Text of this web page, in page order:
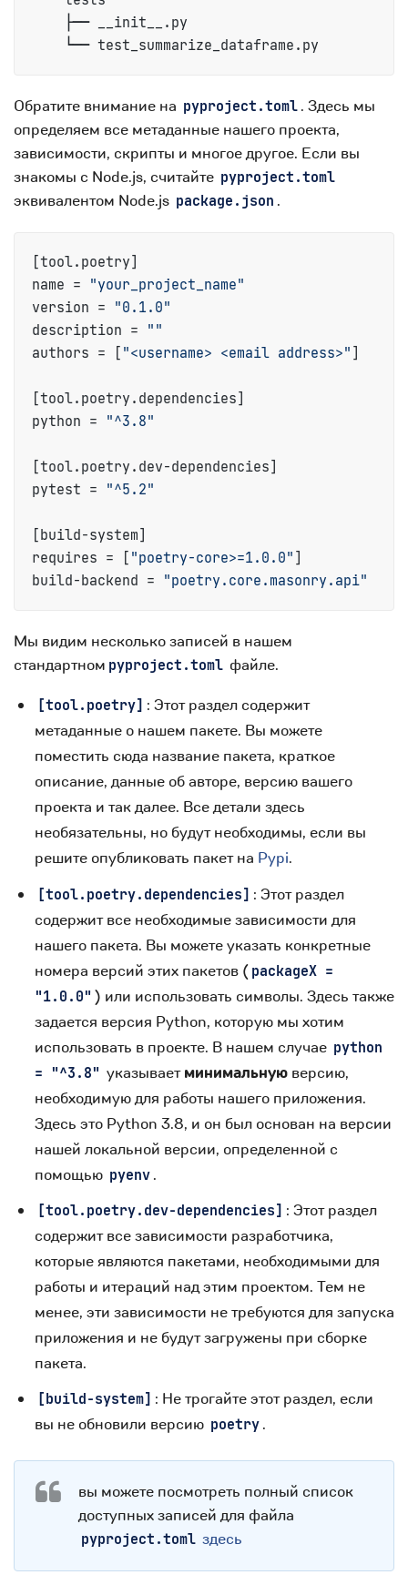
    └── test_summarize_dataframe.py
Обратите внимание на pyproject.toml . Здесь мы
определяем все метаданные нашего проекта,
зависимости, скрипты и многое другое. Если вы
знакомы с Node.js, считайте pyproject.toml
эквивалентом Node.js package.json .
[tool.poetry]
name =
"your_project_name"
version =
"0.1.0"
description =
""
authors = [ "<username> <email address>" ]
[tool.poetry.dependencies]
python =
"^3.8"
[tool.poetry.dev-dependencies]
pytest =
"^5.2"
[build-system]
requires = [ "poetry-core>=1.0.0" ]
build-backend =
"poetry.core.masonry.api"
Мы видим несколько записей в нашем
стандартном pyproject.toml файле.
[tool.poetry] : Этот раздел содержит
метаданные о нашем пакете. Вы можете
поместить сюда название пакета, краткое
описание, данные об авторе, версию вашего
проекта и так далее. Все детали здесь
необязательны, но будут необходимы, если вы
решите опубликовать пакет на Pypi.
[tool.poetry.dependencies] : Этот раздел
содержит все необходимые зависимости для
нашего пакета. Вы можете указать конкретные
номера версий этих пакетов ( packageX =
"1.0.0" ) или использовать символы. Здесь также
задается версия Python, которую мы хотим
использовать в проекте. В нашем случае python
= "^3.8" указываетминимальнуюверсию,
необходимую для работы нашего приложения.
Здесь это Python 3.8, и он был основан на версии
нашей локальной версии, определенной с
помощью pyenv .
[tool.poetry.dev-dependencies] : Этот раздел
содержит все зависимости разработчика,
которые являются пакетами, необходимыми для
работы и итераций над этим проектом. Тем не
менее, эти зависимости не требуются для запуска
приложения и не будут загружены при сборке
пакета.
[build-system] : Не трогайте этот раздел, если
вы не обновили версию poetry .
вы можете посмотреть полный список
доступных записей для файла
pyproject.toml здесь